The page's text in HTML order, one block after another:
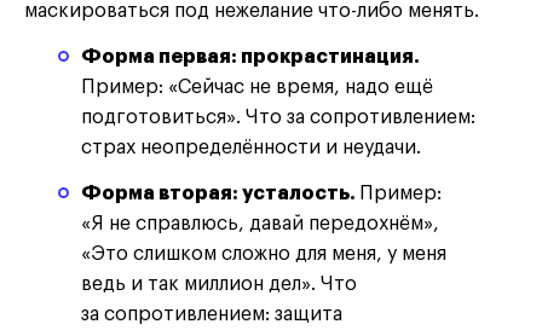
маскироваться под нежелание что-либо менять.
Форма первая: прокрастинация.
Пример: «Сейчас не время, надо ещё
подготовиться». Что за сопротивлением:
страх неопределённости и неудачи.
Форма вторая: усталость. Пример:
«Я не справлюсь, давай передохнём»,
«Это слишком сложно для меня, у меня
ведь и так миллион дел». Что
за сопротивлением: защита